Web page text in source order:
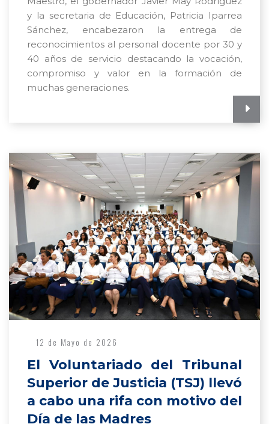
y la secretaria de Educación, Patricia Iparrea
Sánchez, encabezaron la entrega de
reconocimientos al personal docente por 30 y
40 años de servicio destacando la vocación,
compromiso y valor en la formación de
muchas generaciones.
12 de Mayo de 2026
El Voluntariado del Tribunal
Superior de Justicia (TSJ) llevó
a cabo una rifa con motivo del
Día de las Madres